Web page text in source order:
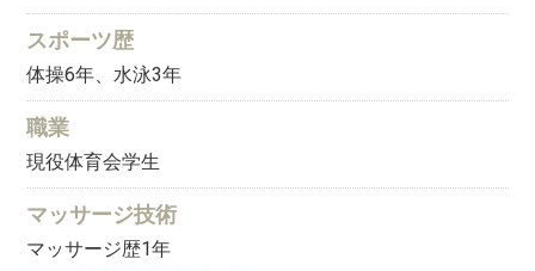
スポーツ歴
体操6年、水泳3年
職業
現役体育会学生
マッサージ技術
マッサージ歴1年